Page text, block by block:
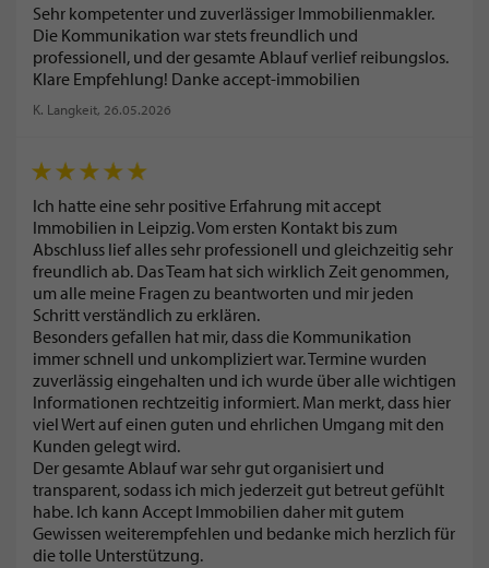
Sehr kompetenter und zuverlässiger Immobilienmakler.
Die Kommunikation war stets freundlich und
professionell, und der gesamte Ablauf verlief reibungslos.
Klare Empfehlung! Danke accept-immobilien
K. Langkeit, 26.05.2026
Ich hatte eine sehr positive Erfahrung mit accept
Immobilien in Leipzig. Vom ersten Kontakt bis zum
Abschluss lief alles sehr professionell und gleichzeitig sehr
freundlich ab. Das Team hat sich wirklich Zeit genommen,
um alle meine Fragen zu beantworten und mir jeden
Schritt verständlich zu erklären.
Besonders gefallen hat mir, dass die Kommunikation
immer schnell und unkompliziert war. Termine wurden
zuverlässig eingehalten und ich wurde über alle wichtigen
Informationen rechtzeitig informiert. Man merkt, dass hier
viel Wert auf einen guten und ehrlichen Umgang mit den
Kunden gelegt wird.
Der gesamte Ablauf war sehr gut organisiert und
transparent, sodass ich mich jederzeit gut betreut gefühlt
habe. Ich kann Accept Immobilien daher mit gutem
Gewissen weiterempfehlen und bedanke mich herzlich für
die tolle Unterstützung.